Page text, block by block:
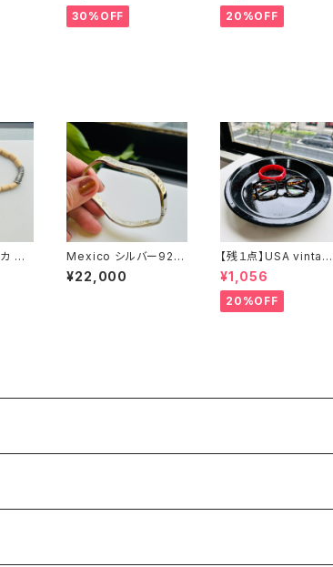
30%OFF 20%OFF
W
Mexico シルバー925
WAVE開閉バングル
¥22,000
【残１点】USA vintage
ブラック琺瑯プレート
¥1,056
20%OFF